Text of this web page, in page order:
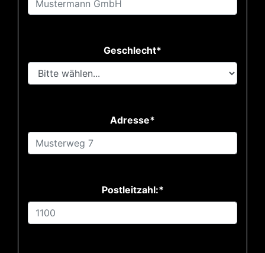
Geschlecht*
Adresse*
Postleitzahl:*